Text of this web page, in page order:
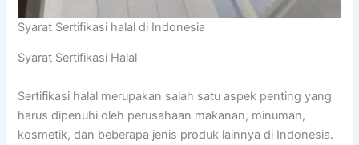
Syarat Sertifikasi halal di Indonesia
Syarat Sertifikasi Halal
Sertifikasi halal merupakan salah satu aspek penting yang
harus dipenuhi oleh perusahaan makanan, minuman,
kosmetik, dan beberapa jenis produk lainnya di Indonesia.